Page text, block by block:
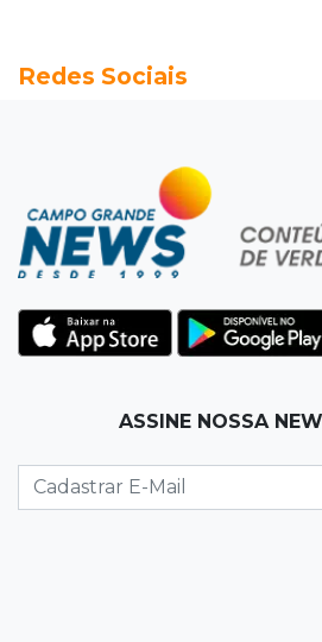
Seleções em MS têm salários
Jardim Itatiaia
Vigia é amarrado durante
dois caminhões em pátio
Corinthians vence Bragantino
para 7º no Brasileirão
Na Vila Belmiro
lugar no Brasileirão
Redes Sociais
ASSINE NOSSA